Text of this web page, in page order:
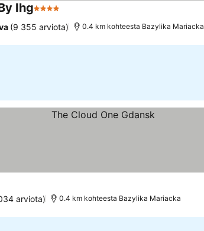
Ihg4 Tähtiluokitus
(9 355 arviota) 0.4 km kohteesta Bazylika Mariacka
arviota) 0.4 km kohteesta Bazylika Mariacka